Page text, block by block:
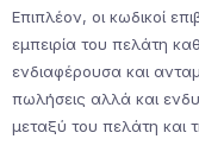
Επιπλέον, οι κωδικοί
εμπειρία του πελάτη
ενδιαφέρουσα και
πωλήσεις αλλά και
μεταξύ του πελάτη και